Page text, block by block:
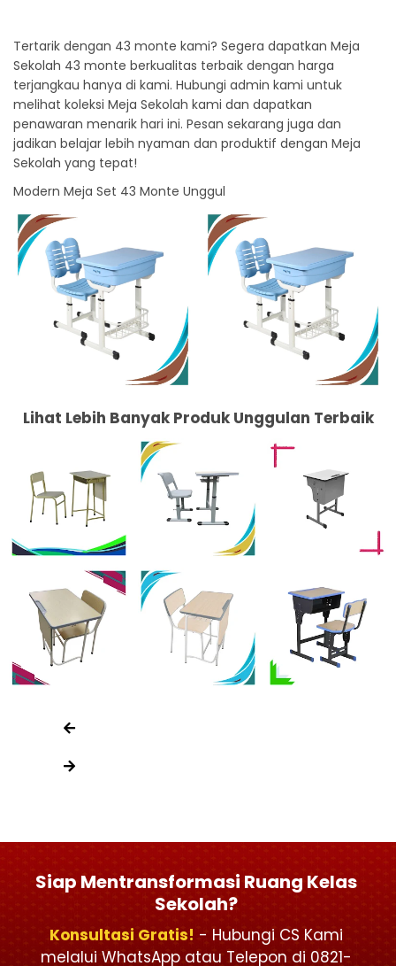
Tertarik dengan 43 monte kami? Segera dapatkan Meja
Sekolah 43 monte berkualitas terbaik dengan harga
terjangkau hanya di kami. Hubungi admin kami untuk
melihat koleksi Meja Sekolah kami dan dapatkan
penawaran menarik hari ini. Pesan sekarang juga dan
jadikan belajar lebih nyaman dan produktif dengan Meja
Sekolah yang tepat!
Modern Meja Set 43 Monte Unggul
Lihat Lebih Banyak Produk Unggulan Terbaik
Siap Mentransformasi Ruang Kelas
Sekolah?
Konsultasi Gratis! - Hubungi CS Kami
melalui WhatsApp atau Telepon di 0821-